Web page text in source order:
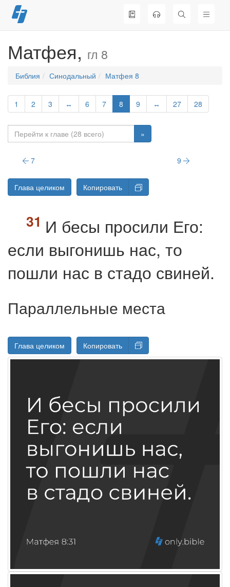
Перейти
к
Матфея, гл 8
Библия Синодальный Матфея 8
1 2 3 ↔ 6 7 8 9 ↔ 27 28
»
7 9
Глава целиком Копировать
И бесы просили Его:
если выгонишь нас, то
пошли нас в стадо свиней.
Параллельные места
Глава целиком Копировать